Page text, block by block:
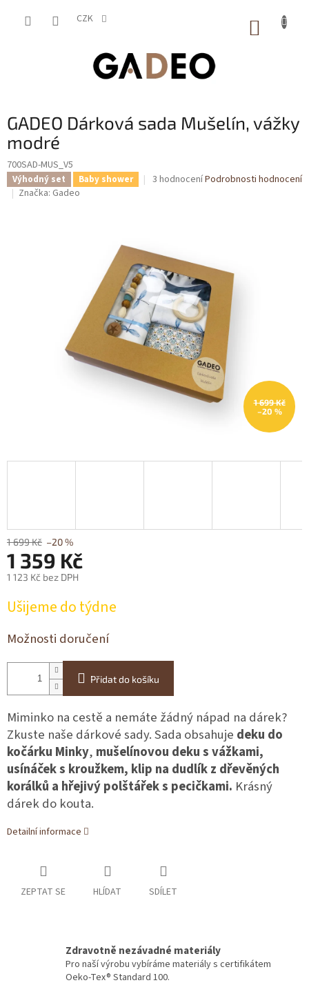
CZK
GADEO Dárková sada Mušelín, vážky
modré
700SAD-MUS_V5
Výhodný set Baby shower
Průměrné
5
hvězdiček.
3 hodnoceníPodrobnosti hodnocení
Značka: Gadeo
1 699 Kč
–20 %
1 699 Kč –20 %
1 359 Kč
1 123 Kč bez DPH
cena:
Ušijeme do týdne
Možnosti doručení
Přidat do košíku
Miminko na cestě a nemáte žádný nápad na dárek?
Zkuste naše dárkové sady. Sada obsahuje deku do
kočárku Minky, mušelínovou deku s vážkami,
usínáček s kroužkem, klip na dudlík z dřevěných
korálků a hřejivý polštářek s pecičkami. Krásný
dárek do kouta.
Detailní informace
ZEPTAT SE HLÍDAT SDÍLET
Zdravotně nezávadné materiály
Pro naší výrobu vybíráme materiály s certifikátem
Oeko-Tex® Standard 100.